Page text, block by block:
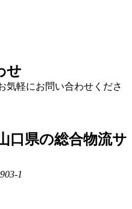
せ
気軽にお問い合わせくださ
口県の総合物流サ
1